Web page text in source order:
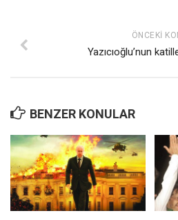
ÖNCEKI
Yazıcıoğlu’nun
BENZER KONULAR